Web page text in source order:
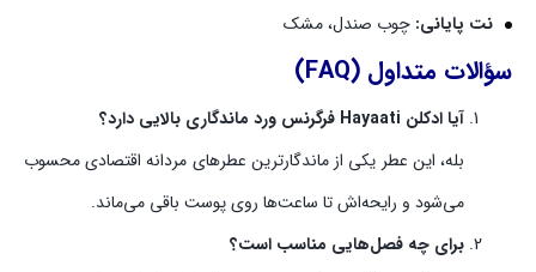
نت پایانی: چوب صندل، مشک
سؤالات متداول (FAQ)
آیا ادکلن Hayaati فرگرنس ورد ماندگاری بالایی دارد؟
بله، این عطر یکی از ماندگارترین عطرهای مردانه اقتصادی محسوب
می‌شود و رایحه‌اش تا ساعت‌ها روی پوست باقی می‌ماند.
برای چه فصل‌هایی مناسب است؟